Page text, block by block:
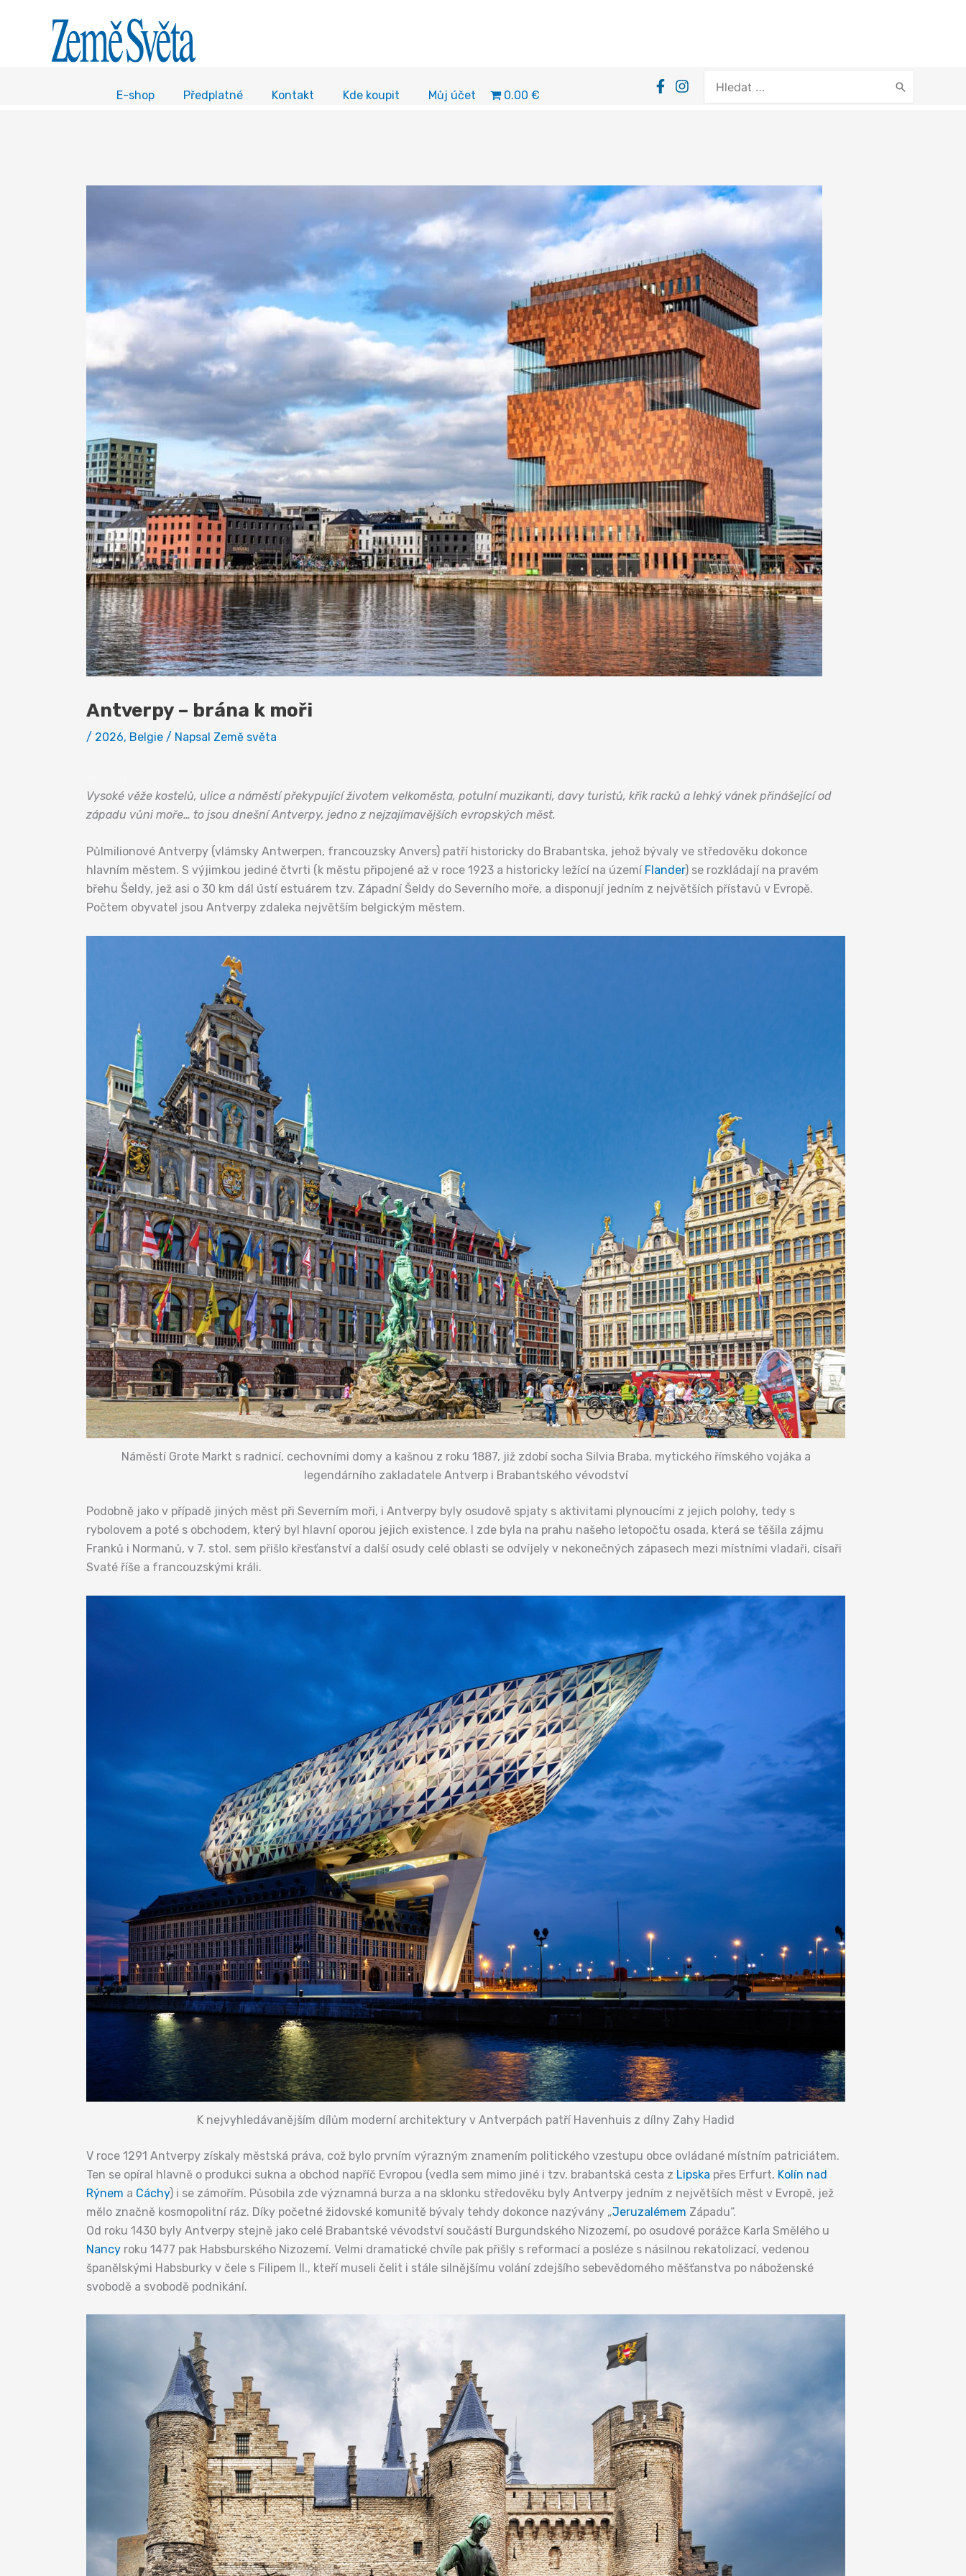
E-shop Předplatné Kontakt Kde koupit Můj účet 0.00 €
for:
Antverpy – brána k moři
/ 2026, Belgie / Napsal Země světa
Vysoké věže kostelů, ulice a náměstí překypující životem velkoměsta, potulní muzikanti, davy turistů, křik racků a lehký vánek přinášející od
západu vůni moře… to jsou dnešní Antverpy, jedno z nejzajímavějších evropských měst.
Půlmilionové Antverpy (vlámsky Antwerpen, francouzsky Anvers) patří historicky do Brabantska, jehož bývaly ve středověku dokonce
hlavním městem. S výjimkou jediné čtvrti (k městu připojené až v roce 1923 a historicky ležící na území Flander) se rozkládají na pravém
břehu Šeldy, jež asi o 30 km dál ústí estuárem tzv. Západní Šeldy do Severního moře, a disponují jedním z největších přístavů v Evropě.
Počtem obyvatel jsou Antverpy zdaleka největším belgickým městem.
Náměstí Grote Markt s radnicí, cechovními domy a kašnou z roku 1887, již zdobí socha Silvia Braba, mytického římského vojáka a
legendárního zakladatele Antverp i Brabantského vévodství
Podobně jako v případě jiných měst při Severním moři, i Antverpy byly osudově spjaty s aktivitami plynoucími z jejich polohy, tedy s
rybolovem a poté s obchodem, který byl hlavní oporou jejich existence. I zde byla na prahu našeho letopočtu osada, která se těšila zájmu
Franků i Normanů, v 7. stol. sem přišlo křesťanství a další osudy celé oblasti se odvíjely v nekonečných zápasech mezi místními vladaři, císaři
Svaté říše a francouzskými králi.
K nejvyhledávanějším dílům moderní architektury v Antverpách patří Havenhuis z dílny Zahy Hadid
V roce 1291 Antverpy získaly městská práva, což bylo prvním výrazným znamením politického vzestupu obce ovládané místním patriciátem.
Ten se opíral hlavně o produkci sukna a obchod napříč Evropou (vedla sem mimo jiné i tzv. brabantská cesta z Lipska přes Erfurt, Kolín nad
Rýnem a Cáchy) i se zámořím. Působila zde významná burza a na sklonku středověku byly Antverpy jedním z největších měst v Evropě, jež
mělo značně kosmopolitní ráz. Díky početné židovské komunitě bývaly tehdy dokonce nazývány „Jeruzalémem Západu“.
Od roku 1430 byly Antverpy stejně jako celé Brabantské vévodství součástí Burgundského Nizozemí, po osudové porážce Karla Smělého u
Nancy roku 1477 pak Habsburského Nizozemí. Velmi dramatické chvíle pak přišly s reformací a posléze s násilnou rekatolizací, vedenou
španělskými Habsburky v čele s Filipem II., kteří museli čelit i stále silnějšímu volání zdejšího sebevědomého měšťanstva po náboženské
svobodě a svobodě podnikání.